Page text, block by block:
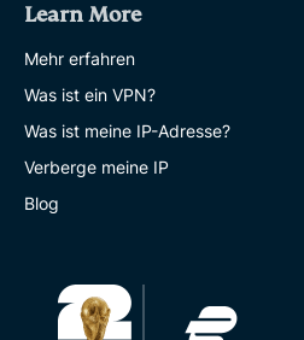
Learn More
Mehr erfahren
Was ist ein VPN?
Was ist meine IP-Adresse?
Verberge meine IP
Blog